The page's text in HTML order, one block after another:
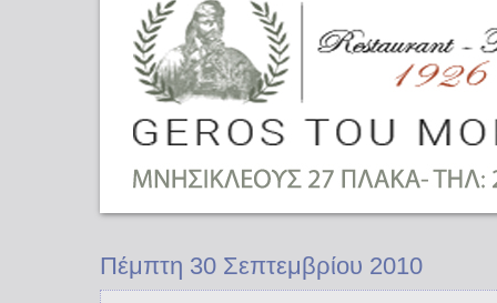
Πέμπτη 30 Σεπτεμβρίου 2010